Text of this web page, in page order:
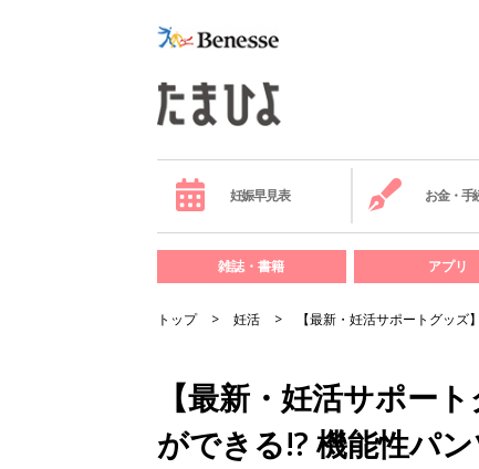
妊娠早見表 お金・手
雑誌・書籍 アプリ
トップ 妊活 【最新・妊活サポートグッ
【最新・妊活サポー
ができる!? 機能性パ